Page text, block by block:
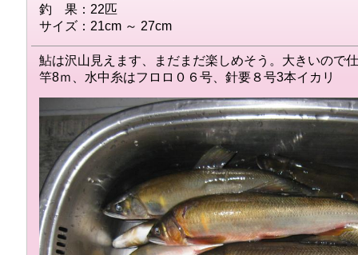
釣 果：22匹
サイズ：21cm ～ 27cm
鮎は沢山見えます、まだまだ楽しめそう。大きいので
竿8ｍ、水中糸はフロロ０６号、針要８号3本イカリ